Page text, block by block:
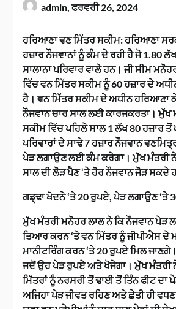
admin,ਫਰਵਰੀ 26, 2024
ਹਰਿਆਣਾ ਵਣ ਮਿੱਤਰ ਸਕੀਮ: ਹਰਿਆਣਾ
ਹਜ਼ਾਰ ਨੌਜਵਾਨਾਂ ਨੂੰ ਕੰਮ ਦੇ ਰਹੀ ਹੈ ਜੋ 1.80
ਸਾਲਾਨਾ ਪਰਿਵਾਰ ਵਾਲੇ ਹਨ। ਜੀ ਸੀਮ
ਵਿੱਚ ਵਨ ਮਿੱਤਰ ਸਕੀਮ ਨੂੰ 60 ਹਜ਼ਾਰ ਦੇ
ਹੈ। ਵਨ ਮਿੱਤਰ ਸਕੀਮ ਦੇ ਅਧੀਨ ਹਰਿਆਣਾ
ਨੌਜਵਾਨ ਚਾਰ ਸਾਲ ਲਈ ਕਾਰਜਕਰਤਾ। ਮੁੱਖ
ਸਕੀਮ ਵਿੱਚ ਪਹਿਲੇ ਸਾਲ 1 ਲੱਖ 80 ਹਜ਼ਾਰ
ਪਰਿਵਾਰਾਂ ਦੇ ਸਾਢੇ 7 ਹਜ਼ਾਰ ਨੌਜਵਾਨ
ਪੇੜ ਲਗਾਉਣ ਲਈ ਕੰਮ ਕਰੇਗਾ। ਮੁੱਖ ਮੰਤਰੀ
ਸਾਲ ਦੀ ਲੋੜ ਪੈਣ ‘ਤੇ ਹੋਰ ਨੌਜਵਾਨ ਜੋੜ ਸਕਦੇ
ਗਡ੍ਢਾ ਖੋਦਨੇ ‘ਤੇ 20 ਰੁਪਏ, ਪੇੜ ਲਗਾਉਣ ‘ਤੇ
ਮੁੱਖ ਮੰਤਰੀ ਮਨੋਹਰ ਲਾਲ ਨੇ ਕਿ ਨੌਜਵਾਨ ਪੇੜ
ਤਿਆਰ ਕਰਨ ‘ਤੇ ਵਨ ਮਿੱਤਰ ਨੂੰ ਜੀਪੀਐਸ ਦੇ
ਮਾਨੀਟਰਿੰਗ ਕਰਨ ‘ਤੇ 20 ਰੁਪਏ ਮਿਲ
ਜਦੋਂ ਉਹ ਪੇੜ ਰੁਪਏ ਅਤੇ ਖੋਜੇਗਾ। ਮੁੱਖ ਮੰਤਰੀ ਨੇ
ਮਿੱਤਰਾਂ ਨੂੰ ਨਰਸਰੀ ਤੋਂ ਢਾਈ ਤੋਂ ਤਿੰਨ ਫੀਟ ਦਾ
ਅਜਿਹਾ ਪੇੜ ਜੀਵਤ ਰਹਿਣ ਅਤੇ ਛੇਤੀ ਹੀ ਵਧਣ